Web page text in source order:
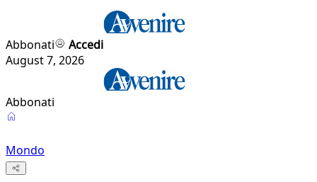
Abbonati
Accedi
August 7, 2026
Abbonati
Mondo